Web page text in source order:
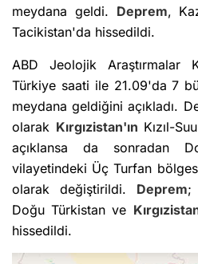
meydana geldi. Deprem,
Tacikistan'da hissedildi.
ABD Jeolojik Araştırmalar
Türkiye saati ile 21.09'da 7
meydana geldiğini açıkladı.
olarak Kırgızistan'ın Kızıl-
açıklansa da sonradan
vilayetindeki Üç Turfan
olarak değiştirildi. Deprem;
Doğu Türkistan ve
hissedildi.